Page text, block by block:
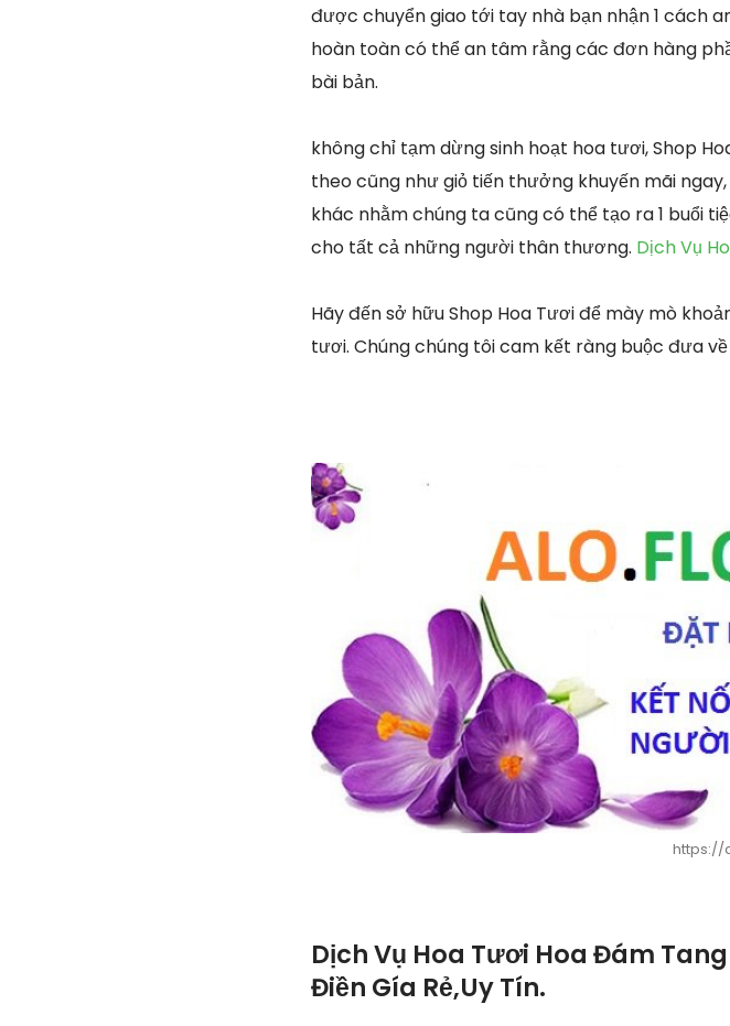
được chuyển giao tới tay nhà bạn nhận 1 cách
hoàn toàn có thể an tâm rằng các đơn hàng
bài bản.
không chỉ tạm dừng sinh hoạt hoa tươi, Shop
theo cũng như giỏ tiến thưởng khuyến mãi
khác nhằm chúng ta cũng có thể tạo ra 1 buổi
cho tất cả những người thân thương. Dịch Vụ
Hãy đến sở hữu Shop Hoa Tươi để mày mò
tươi. Chúng chúng tôi cam kết ràng buộc đưa
https://
Dịch Vụ Hoa Tươi Hoa Đám
Điền Gía Rẻ,Uy Tín.